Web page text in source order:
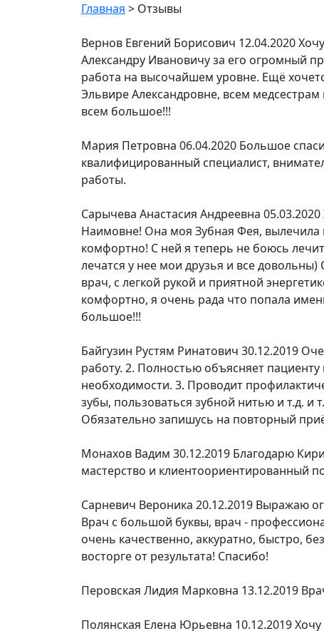
Главная > Отзывы
Вернов Евгений Борисович 12.04.2020
Александру Ивановичу за его огромный
работа на высочайшем уровне. Ещё
Эльвире Александровне, всем
всем большое!!!
Мария Петровна 06.04.2020 Большое
квалифицированный специалист,
работы.
Сарычева Анастасия Андреевна 05.03.2020
Наимовне! Она моя Зубная Фея, вылечила
комфортно! С ней я теперь не боюсь
лечатся у нее мои друзья и все
врач, с легкой рукой и приятной
комфортно, я очень рада что попала
большое!!!
Байгузин Рустям Ринатович 30.12.2019
работу. 2. Полностью объясняет
необходимости. 3. Проводит
зубы, пользоваться зубной нитью и т.д. и
Обязательно запишусь на повторный
Монахов Вадим 30.12.2019 Благодарю
мастерство и клиентоориентированный
Сарневич Вероника 20.12.2019 Выражаю
Врач с большой буквы, врач -
очень качественно, аккуратно, быстро,
восторге от результата! Спасибо!
Перовская Лидия Марковна 13.12.2019
Полянская Елена Юрьевна 10.12.2019